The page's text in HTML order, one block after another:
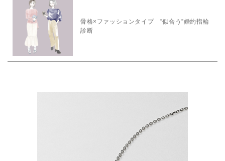
骨格×ファッションタイプ ”似合う”婚約指輪
診断